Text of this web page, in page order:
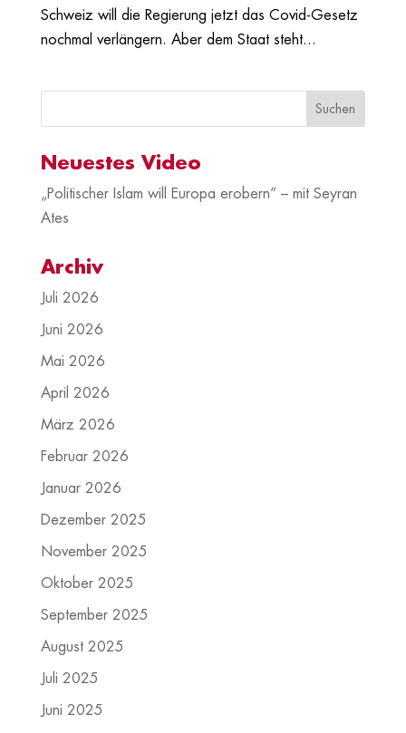
Schweiz will die Regierung jetzt das Covid-Gesetz
nochmal verlängern. Aber dem Staat steht...
Neuestes Video
„Politischer Islam will Europa erobern“ – mit Seyran
Ates
Archiv
Juli 2026
Juni 2026
Mai 2026
April 2026
März 2026
Februar 2026
Januar 2026
Dezember 2025
November 2025
Oktober 2025
September 2025
August 2025
Juli 2025
Juni 2025